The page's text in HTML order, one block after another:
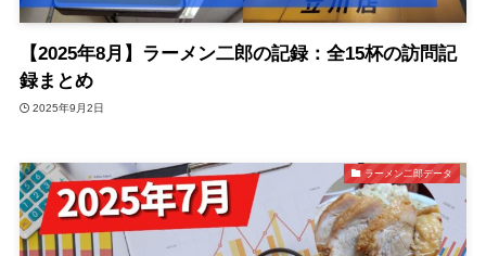
【2025年8月】ラーメン二郎の記録：全15杯の訪問記
録まとめ
2025年9月2日
ラーメン二郎データ